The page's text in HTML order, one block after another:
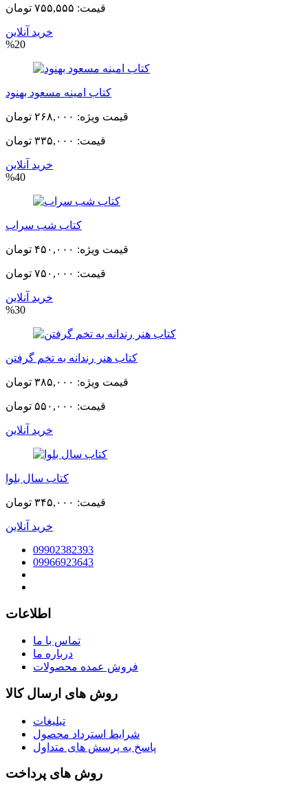
قیمت: ۷۵۵,۵۵۵ تومان
خرید آنلاین
%20
کتاب امینه مسعود بهنود
قیمت ویژه: ۲۶۸,۰۰۰ تومان
قیمت: ۳۳۵,۰۰۰ تومان
خرید آنلاین
%40
کتاب شب سراب
قیمت ویژه: ۴۵۰,۰۰۰ تومان
قیمت: ۷۵۰,۰۰۰ تومان
خرید آنلاین
%30
کتاب هنر رندانه به تخم گرفتن
قیمت ویژه: ۳۸۵,۰۰۰ تومان
قیمت: ۵۵۰,۰۰۰ تومان
خرید آنلاین
کتاب سال بلوا
قیمت: ۳۴۵,۰۰۰ تومان
خرید آنلاین
09902382393
09966923643
اطلاعات
تماس با ما
درباره ما
فروش عمده محصولات
روش های ارسال کالا
تبلیغات
شرایط استرداد محصول
پاسخ به پرسش های متداول
روش های پرداخت